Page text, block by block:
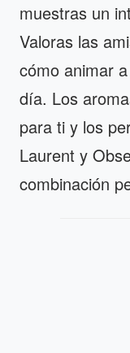
muestras un
Valoras las
cómo animar
día. Los
para ti y los
Laurent y
combinación